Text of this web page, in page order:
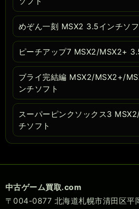
めぞん一刻 MSX2 3.5インチソフ
ピーチアップ7 MSX2/MSX2+
ブライ完結編 MSX2/MSX2+/
ンチソフト
スーパーピンクソックス3
チソフト
中古ゲーム買取.com
〒004-0877 北海道札幌市清田区平